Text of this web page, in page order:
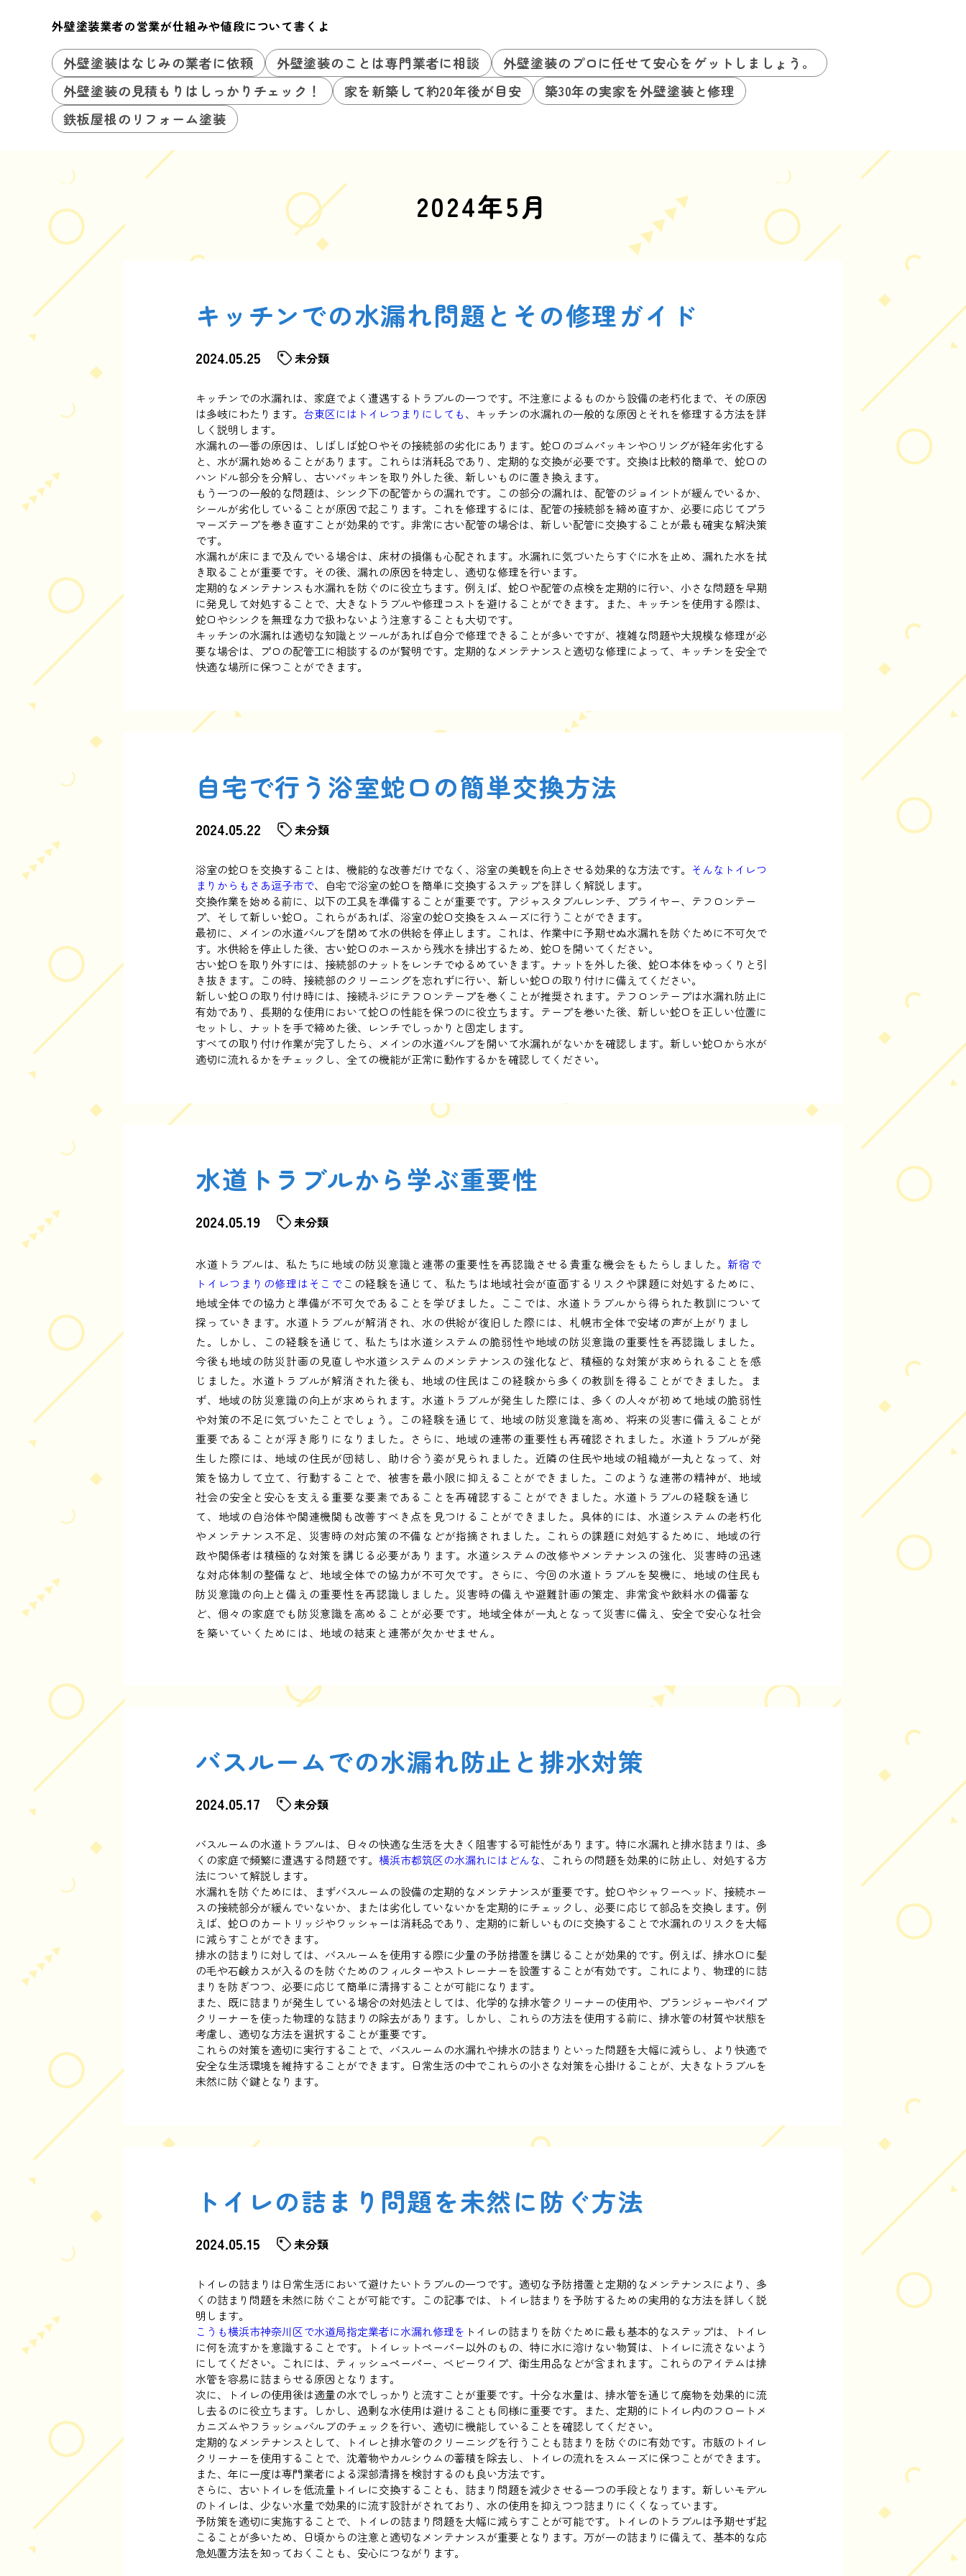
外壁塗装業者の営業が仕組みや値段について書くよ
外壁塗装はなじみの業者に依頼 外壁塗装のことは専門業者に相談
外壁塗装のプロに任せて安心をゲットしましょう。
外壁塗装の見積もりはしっかりチェック！
家を新築して約20年後が目安
築30年の実家を外壁塗装と修理
鉄板屋根のリフォーム塗装
2024年5月
キッチンでの水漏れ問題とその修理ガイド
2024.05.25 未分類
キッチンでの水漏れは、家庭でよく遭遇するトラブルの一つです。不注意によるものから設備の老朽化まで、その原因
は多岐にわたります。 台東区にはトイレつまりにしても、キッチンの水漏れの一般的な原因とそれを修理する方法を詳
しく説明します。
水漏れの一番の原因は、しばしば蛇口やその接続部の劣化にあります。蛇口のゴムパッキンやOリングが経年劣化する
と、水が漏れ始めることがあります。これらは消耗品であり、定期的な交換が必要です。交換は比較的簡単で、蛇口の
ハンドル部分を分解し、古いパッキンを取り外した後、新しいものに置き換えます。
もう一つの一般的な問題は、シンク下の配管からの漏れです。この部分の漏れは、配管のジョイントが緩んでいるか、
シールが劣化していることが原因で起こります。これを修理するには、配管の接続部を締め直すか、必要に応じてプラ
マーズテープを巻き直すことが効果的です。非常に古い配管の場合は、新しい配管に交換することが最も確実な解決策
です。
水漏れが床にまで及んでいる場合は、床材の損傷も心配されます。水漏れに気づいたらすぐに水を止め、漏れた水を拭
き取ることが重要です。その後、漏れの原因を特定し、適切な修理を行います。
定期的なメンテナンスも水漏れを防ぐのに役立ちます。例えば、蛇口や配管の点検を定期的に行い、小さな問題を早期
に発見して対処することで、大きなトラブルや修理コストを避けることができます。また、キッチンを使用する際は、
蛇口やシンクを無理な力で扱わないよう注意することも大切です。
キッチンの水漏れは適切な知識とツールがあれば自分で修理できることが多いですが、複雑な問題や大規模な修理が必
要な場合は、プロの配管工に相談するのが賢明です。定期的なメンテナンスと適切な修理によって、キッチンを安全で
快適な場所に保つことができます。
自宅で行う浴室蛇口の簡単交換方法
2024.05.22 未分類
浴室の蛇口を交換することは、機能的な改善だけでなく、浴室の美観を向上させる効果的な方法です。 そんなトイレつ
まりからもさあ逗子市で、自宅で浴室の蛇口を簡単に交換するステップを詳しく解説します。
交換作業を始める前に、以下の工具を準備することが重要です。アジャスタブルレンチ、プライヤー、テフロンテー
プ、そして新しい蛇口。これらがあれば、浴室の蛇口交換をスムーズに行うことができます。
最初に、メインの水道バルブを閉めて水の供給を停止します。これは、作業中に予期せぬ水漏れを防ぐために不可欠で
す。水供給を停止した後、古い蛇口のホースから残水を排出するため、蛇口を開いてください。
古い蛇口を取り外すには、接続部のナットをレンチでゆるめていきます。ナットを外した後、蛇口本体をゆっくりと引
き抜きます。この時、接続部のクリーニングを忘れずに行い、新しい蛇口の取り付けに備えてください。
新しい蛇口の取り付け時には、接続ネジにテフロンテープを巻くことが推奨されます。テフロンテープは水漏れ防止に
有効であり、長期的な使用において蛇口の性能を保つのに役立ちます。テープを巻いた後、新しい蛇口を正しい位置に
セットし、ナットを手で締めた後、レンチでしっかりと固定します。
すべての取り付け作業が完了したら、メインの水道バルブを開いて水漏れがないかを確認します。新しい蛇口から水が
適切に流れるかをチェックし、全ての機能が正常に動作するかを確認してください。
水道トラブルから学ぶ重要性
2024.05.19 未分類
水道トラブルは、私たちに地域の防災意識と連帯の重要性を再認識させる貴重な機会をもたらしました。 新宿で
トイレつまりの修理はそこでこの経験を通じて、私たちは地域社会が直面するリスクや課題に対処するために、
地域全体での協力と準備が不可欠であることを学びました。ここでは、水道トラブルから得られた教訓について
探っていきます。水道トラブルが解消され、水の供給が復旧した際には、札幌市全体で安堵の声が上がりまし
た。しかし、この経験を通じて、私たちは水道システムの脆弱性や地域の防災意識の重要性を再認識しました。
今後も地域の防災計画の見直しや水道システムのメンテナンスの強化など、積極的な対策が求められることを感
じました。水道トラブルが解消された後も、地域の住民はこの経験から多くの教訓を得ることができました。ま
ず、地域の防災意識の向上が求められます。水道トラブルが発生した際には、多くの人々が初めて地域の脆弱性
や対策の不足に気づいたことでしょう。この経験を通じて、地域の防災意識を高め、将来の災害に備えることが
重要であることが浮き彫りになりました。さらに、地域の連帯の重要性も再確認されました。水道トラブルが発
生した際には、地域の住民が団結し、助け合う姿が見られました。近隣の住民や地域の組織が一丸となって、対
策を協力して立て、行動することで、被害を最小限に抑えることができました。このような連帯の精神が、地域
社会の安全と安心を支える重要な要素であることを再確認することができました。水道トラブルの経験を通じ
て、地域の自治体や関連機関も改善すべき点を見つけることができました。具体的には、水道システムの老朽化
やメンテナンス不足、災害時の対応策の不備などが指摘されました。これらの課題に対処するために、地域の行
政や関係者は積極的な対策を講じる必要があります。水道システムの改修やメンテナンスの強化、災害時の迅速
な対応体制の整備など、地域全体での協力が不可欠です。さらに、今回の水道トラブルを契機に、地域の住民も
防災意識の向上と備えの重要性を再認識しました。災害時の備えや避難計画の策定、非常食や飲料水の備蓄な
ど、個々の家庭でも防災意識を高めることが必要です。地域全体が一丸となって災害に備え、安全で安心な社会
を築いていくためには、地域の結束と連帯が欠かせません。
バスルームでの水漏れ防止と排水対策
2024.05.17 未分類
バスルームの水道トラブルは、日々の快適な生活を大きく阻害する可能性があります。特に水漏れと排水詰まりは、多
くの家庭で頻繁に遭遇する問題です。 横浜市都筑区の水漏れにはどんな、これらの問題を効果的に防止し、対処する方
法について解説します。
水漏れを防ぐためには、まずバスルームの設備の定期的なメンテナンスが重要です。蛇口やシャワーヘッド、接続ホー
スの接続部分が緩んでいないか、または劣化していないかを定期的にチェックし、必要に応じて部品を交換します。例
えば、蛇口のカートリッジやワッシャーは消耗品であり、定期的に新しいものに交換することで水漏れのリスクを大幅
に減らすことができます。
排水の詰まりに対しては、バスルームを使用する際に少量の予防措置を講じることが効果的です。例えば、排水口に髪
の毛や石鹸カスが入るのを防ぐためのフィルターやストレーナーを設置することが有効です。これにより、物理的に詰
まりを防ぎつつ、必要に応じて簡単に清掃することが可能になります。
また、既に詰まりが発生している場合の対処法としては、化学的な排水管クリーナーの使用や、プランジャーやパイプ
クリーナーを使った物理的な詰まりの除去があります。しかし、これらの方法を使用する前に、排水管の材質や状態を
考慮し、適切な方法を選択することが重要です。
これらの対策を適切に実行することで、バスルームの水漏れや排水の詰まりといった問題を大幅に減らし、より快適で
安全な生活環境を維持することができます。日常生活の中でこれらの小さな対策を心掛けることが、大きなトラブルを
未然に防ぐ鍵となります。
トイレの詰まり問題を未然に防ぐ方法
2024.05.15 未分類
トイレの詰まりは日常生活において避けたいトラブルの一つです。適切な予防措置と定期的なメンテナンスにより、多
くの詰まり問題を未然に防ぐことが可能です。この記事では、トイレ詰まりを予防するための実用的な方法を詳しく説
明します。
こうも横浜市神奈川区で水道局指定業者に水漏れ修理を トイレの詰まりを防ぐために最も基本的なステップは、トイレ
に何を流すかを意識することです。トイレットペーパー以外のもの、特に水に溶けない物質は、トイレに流さないよう
にしてください。これには、ティッシュペーパー、ベビーワイプ、衛生用品などが含まれます。これらのアイテムは排
水管を容易に詰まらせる原因となります。
次に、トイレの使用後は適量の水でしっかりと流すことが重要です。十分な水量は、排水管を通じて廃物を効果的に流
し去るのに役立ちます。しかし、過剰な水使用は避けることも同様に重要です。また、定期的にトイレ内のフロートメ
カニズムやフラッシュバルブのチェックを行い、適切に機能していることを確認してください。
定期的なメンテナンスとして、トイレと排水管のクリーニングを行うことも詰まりを防ぐのに有効です。市販のトイレ
クリーナーを使用することで、沈着物やカルシウムの蓄積を除去し、トイレの流れをスムーズに保つことができます。
また、年に一度は専門業者による深部清掃を検討するのも良い方法です。
さらに、古いトイレを低流量トイレに交換することも、詰まり問題を減少させる一つの手段となります。新しいモデル
のトイレは、少ない水量で効果的に流す設計がされており、水の使用を抑えつつ詰まりにくくなっています。
予防策を適切に実施することで、トイレの詰まり問題を大幅に減らすことが可能です。トイレのトラブルは予期せず起
こることが多いため、日頃からの注意と適切なメンテナンスが重要となります。万が一の詰まりに備えて、基本的な応
急処置方法を知っておくことも、安心につながります。